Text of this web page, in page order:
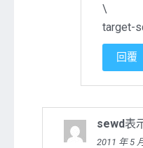
\
target-
回覆
sewd表
2011 年 5